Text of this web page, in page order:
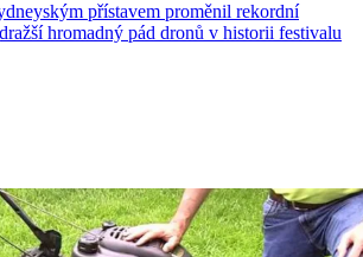
přístavem proměnil rekordní
hromadný pád dronů v historii festivalu